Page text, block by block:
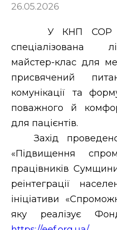
Контакти
Новини
26.05.2026
У КНП СОР
спеціалізована
майстер-клас для
присвячений
комунікації та
поважного й
для пацієнтів.
Захід
«Підвищення
працівників
реінтеграції
ініціативи
яку реалізує